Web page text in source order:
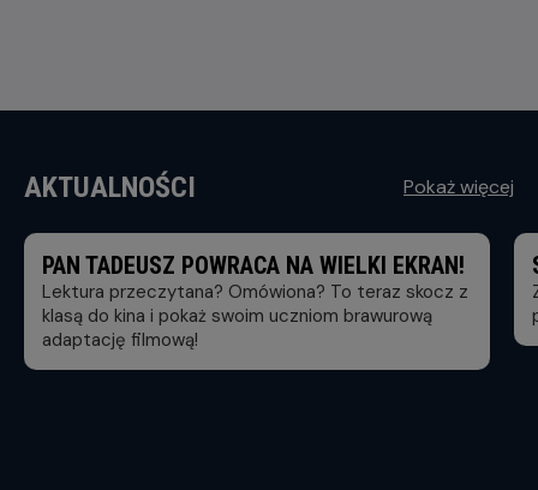
AKTUALNOŚCI Pokaż więcej
PAN TADEUSZ POWRACA NA WIELKI EKRAN!
Lektura przeczytana? Omówiona? To teraz skocz z
klasą do kina i pokaż swoim uczniom brawurową
adaptację filmową!